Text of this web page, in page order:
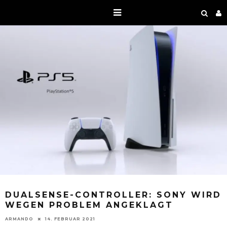
DUALSENSE-CONTROLLER: SONY WIRD
WEGEN PROBLEM ANGEKLAGT
ARMANDO 14. FEBRUAR 2021